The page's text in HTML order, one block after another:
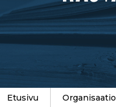
Etusivu Organisaatio